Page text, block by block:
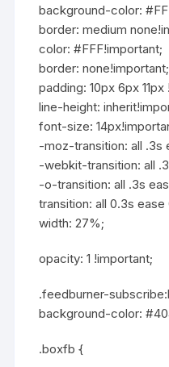
background-color:
border: medium
color: #FFF!important;
border: none!important;
padding: 10px 6px
line-height:
font-size:
-moz-transition: all .3s
-webkit-transition: all
-o-transition: all .3s
transition: all 0.3s
width: 27%;
opacity: 1 !important;
.feedburner-
background-color:
.boxfb {